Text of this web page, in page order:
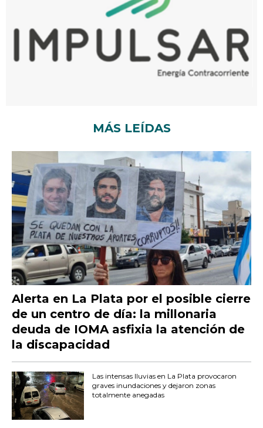
MÁS LEÍDAS
Alerta en La Plata por el posible cierre
de un centro de día: la millonaria
deuda de IOMA asfixia la atención de
la discapacidad
Las intensas lluvias en La Plata provocaron
graves inundaciones y dejaron zonas
totalmente anegadas